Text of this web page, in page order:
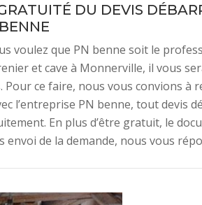
DU DEVIS
voulez que PN benne soit le
et cave à Monnerville, il vous
Pour ce faire, nous vous convions à
l’entreprise PN benne, tout devis
En plus d’être gratuit, le
envoi de la demande, nous vous